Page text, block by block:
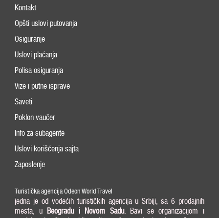
Kontakt
Opšti uslovi putovanja
Osiguranje
Uslovi plaćanja
Polisa osiguranja
Vize i putne isprave
Saveti
Poklon vaučer
Info za subagente
Uslovi korišćenja sajta
Zaposlenje
Turistička agencija Odeon World Travel
jedna je od vodećih turističkih agencija u Srbiji, sa 6 prodajnih
mesta, u Beogradu i Novom Sadu. Bavi se organizacijom i